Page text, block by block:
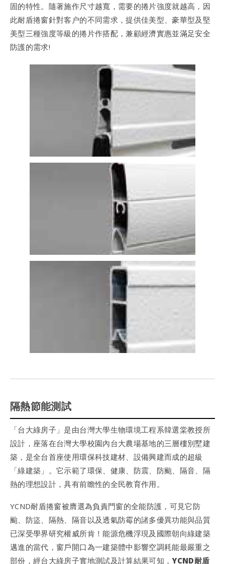
固的特性。隨著施作尺寸越寬，需要的捲片強度就越高，因
此耐盾捲窗針對客户的不同需求，提供佳美型、豪華型及堅
美型三種強度等級的捲片作搭配，兼顧經濟實惠並滿足安全
防護的需求!
隔熱節能測試
「台大綠房子」是由台灣大學生物環境工程系韓選棠教授所
設計，座落在台灣大學校園內台大農場基地的三層樓別墅建
築，是全台首座使用環保科技建材、設備興建而成的超級
「綠建築」。它示範了環保、健康、防震、防颱、隔音、隔
熱的理想設計，具有前瞻性的全民教育作用。
YCND耐盾捲窗被膺選為負責門窗的全能防護，可見它防
颱、防盜、隔熱、隔音以及透氣防霉的諸多優異功能與品質
已深受學界研究權威所肯！能源危機浮現及國際朝向綠建築
邁進的當代，窗戶開口為一建築體中影響空調耗能最嚴重之
部份，經台大綠房子實地測試及計算結果可知，YCND耐盾